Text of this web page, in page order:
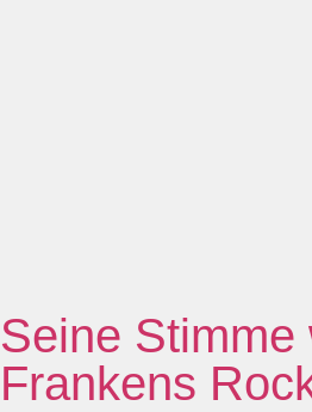
Seine Stimme
Frankens